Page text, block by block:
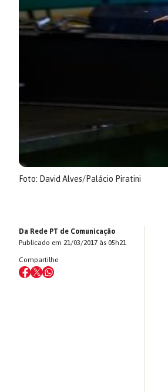
Foto: David Alves/Palácio Piratini
Da Rede PT de Comunicação
Publicado em 21/03/2017 às 05h21
Compartilhe